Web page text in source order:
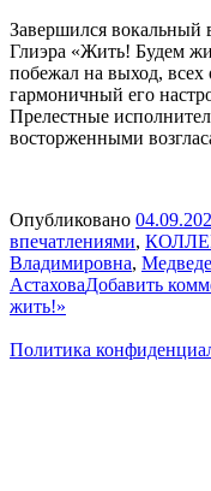
Завершился вокальный
Глиэра «Жить! Будем
побежал на выход, всех
гармоничный его
Прелестные
восторженными
Опубликовано
впечатлениями,
Владимировна,
АстаховаДобавить
жить!»
Политика